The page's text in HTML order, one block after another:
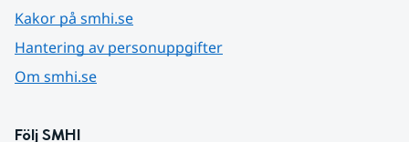
Kakor på smhi.se
Hantering av personuppgifter
Om smhi.se
Följ SMHI